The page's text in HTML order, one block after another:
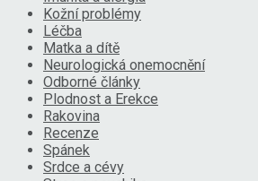
Kožní problémy
Léčba
Matka a dítě
Neurologická onemocnění
Odborné články
Plodnost a Erekce
Rakovina
Recenze
Spánek
Srdce a cévy